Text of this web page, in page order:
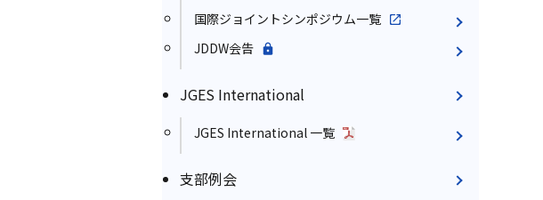
国際ジョイントシンポジウム一覧
JDDW会告
JGES International
JGES International 一覧
支部例会